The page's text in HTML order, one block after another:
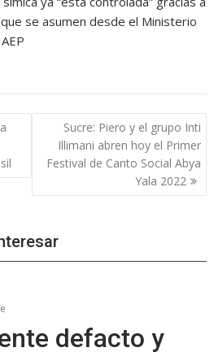
se asumen desde el Ministerio
Sucre: Piero y el grupo Inti
Illimani abren hoy el Primer
Festival de Canto Social Abya
Yala 2022
defacto y